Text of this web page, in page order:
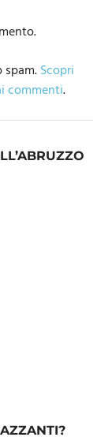
Scopri
commenti.